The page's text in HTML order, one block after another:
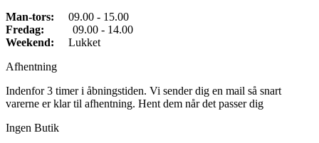
Man-tors: 09.00 - 15.00
Fredag: 09.00 - 14.00
Weekend: Lukket
Afhentning
Indenfor 3 timer i åbningstiden. Vi sender dig en mail så snart
varerne er klar til afhentning. Hent dem når det passer dig
Ingen Butik